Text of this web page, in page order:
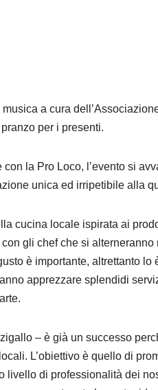
a cura
per i presenti.
la Pro Loco, l’evento si
unica ed irripetibile alla
cucina locale ispirata ai
gli chef che si alterneranno
è importante, altrettanto lo
apprezzare splendidi
– è già un successo
L’obiettivo è quello di
di professionalità dei